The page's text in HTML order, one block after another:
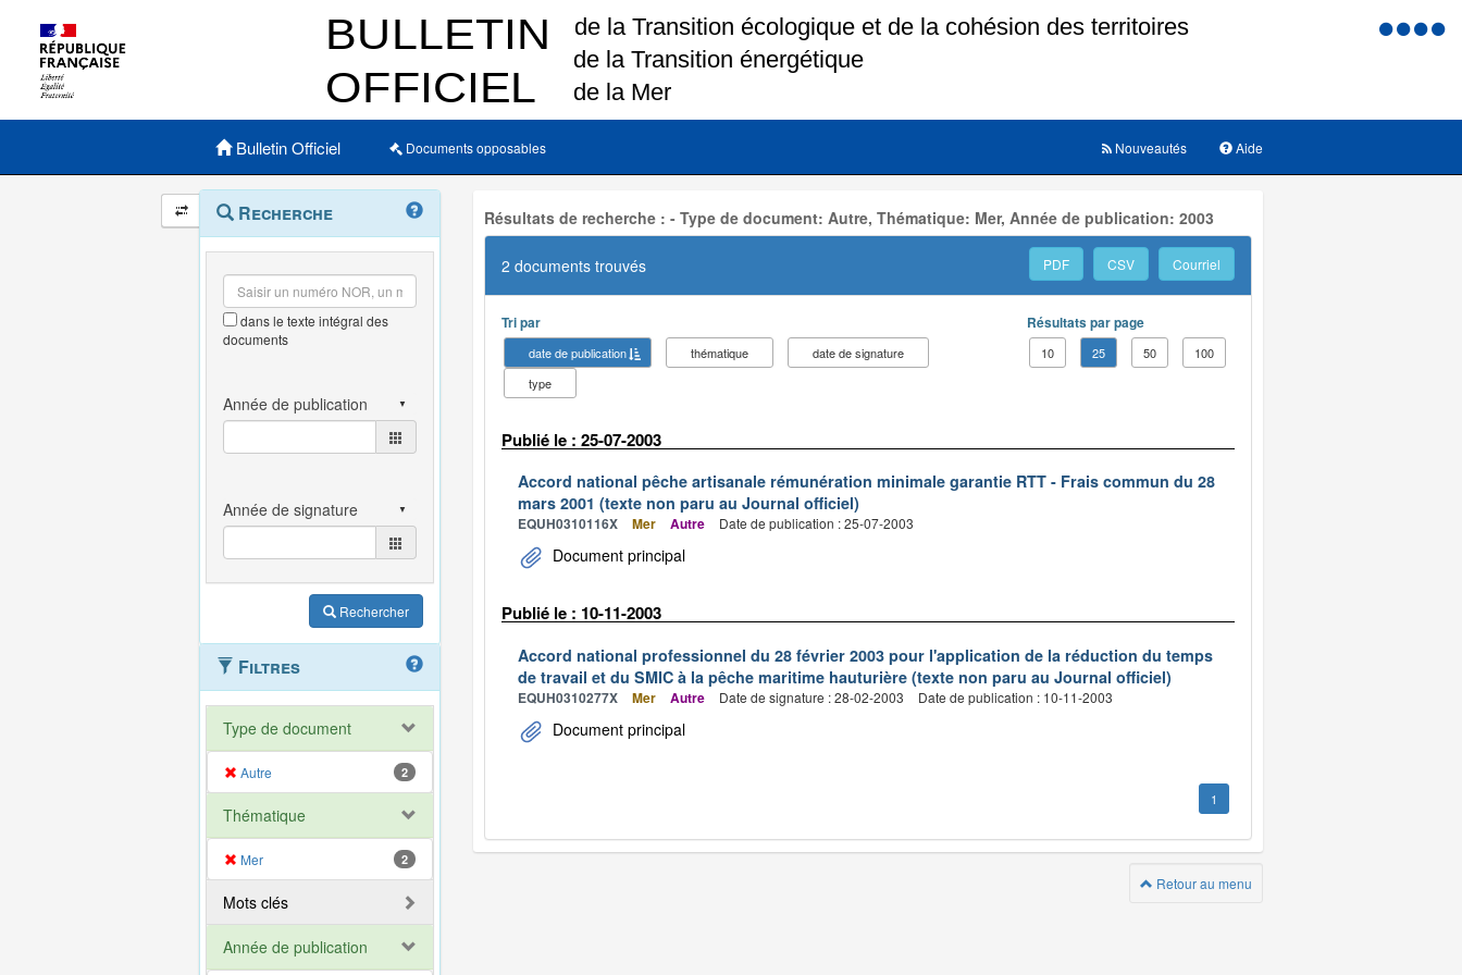
Menu
Menu principal
Bulletin Officiel Documents opposables Aide
Nouveautés
Navigation
et
outils
annexes
Menu
contextuel
Recherche
dans le texte intégral des
documents
Rechercher
Filtres
Type de document
Autre 2
Thématique
Mer 2
Mots clés
Année de publication
Résultats de recherche : - Type de document: Autre, Thématique: Mer, Année de publication: 2003
2 documents trouvés PDF CSV Courriel
Tri par
date de publication thématique
date de signature
type
Résultats par page
10 25 50 100
Publié le : 25-07-2003
Accord national pêche artisanale rémunération minimale garantie RTT - Frais commun du 28
mars 2001 (texte non paru au Journal officiel)
EQUH0310116X Mer Autre Date de publication : 25-07-2003
Document principal
Publié le : 10-11-2003
Accord national professionnel du 28 février 2003 pour l'application de la réduction du temps
de travail et du SMIC à la pêche maritime hauturière (texte non paru au Journal officiel)
EQUH0310277X Mer Autre Date de signature : 28-02-2003 Date de publication : 10-11-2003
Document principal
1
Retour au menu